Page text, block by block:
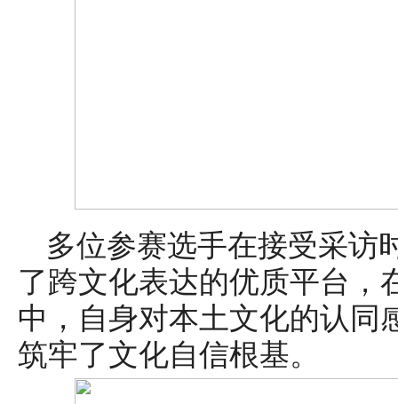
多位参赛选手在接受采访
了跨文化表达的优质平台，
中，自身对本土文化的认同
筑牢了文化自信根基。